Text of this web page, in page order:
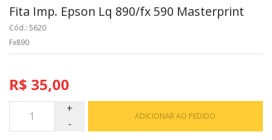
Fita Imp. Epson Lq 890/fx 590 Masterprint
Cód.: 5620
Fx890
R$ 35,00
ADICIONAR AO PEDIDO